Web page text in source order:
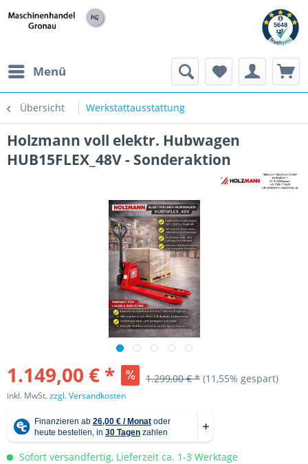
Menü
Übersicht Werkstattausstattung
Holzmann voll elektr. Hubwagen
HUB15FLEX_48V - Sonderaktion
1.149,00 € * 1.299,00 € * (11,55% gespart)
inkl. MwSt.zzgl. Versandkosten
Sofort versandfertig, Lieferzeit ca. 1-3 Werktage